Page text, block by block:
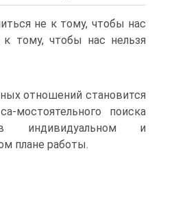
не к тому, чтобы нас
к тому, чтобы нас нельзя
отношений становится
мостоятельного поиска
индивидуальном и
плане работы.